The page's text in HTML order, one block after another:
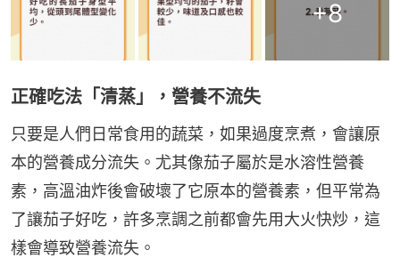
+8
正確吃法「清蒸」，營養不流失
只要是人們日常食用的蔬菜，如果過度烹煮，會讓原
本的營養成分流失。尤其像茄子屬於是水溶性營養
素，高溫油炸後會破壞了它原本的營養素，但平常為
了讓茄子好吃，許多烹調之前都會先用大火快炒，這
樣會導致營養流失。